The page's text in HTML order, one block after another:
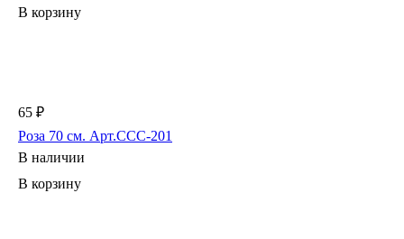
В корзину
65 ₽
Роза 70 см. Арт.CCC-201
В наличии
В корзину